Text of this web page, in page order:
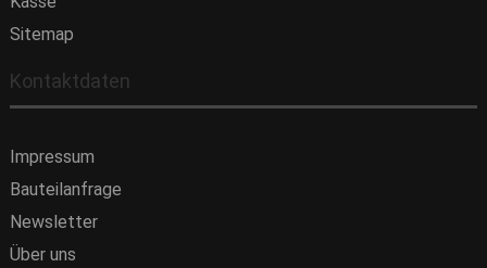
Sitemap
Kontaktdaten
Impressum
Bauteilanfrage
Newsletter
Über uns